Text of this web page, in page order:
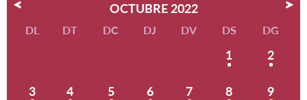
OCTUBRE 2022
DL DT DC DJ DV DS DG
1 2
3 4 5 6 7 8 9